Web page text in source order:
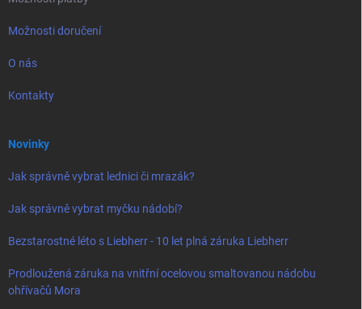
Možnosti doručení
O nás
Kontakty
Novinky
Jak správně vybrat lednici či mrazák?
Jak správně vybrat myčku nádobí?
Bezstarostné léto s Liebherr - 10 let plná záruka Liebherr
Prodloužená záruka na vnitřní ocelovou smaltovanou nádobu
ohřívačů Mora